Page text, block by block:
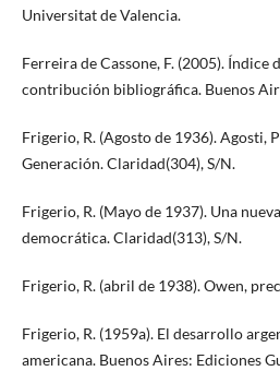
Universitat de Valencia.
Ferreira de Cassone, F. (2005). Índice
contribución bibliográfica. Buenos
Frigerio, R. (Agosto de 1936). Agosti,
Generación. Claridad(304), S/N.
Frigerio, R. (Mayo de 1937). Una
democrática. Claridad(313), S/N.
Frigerio, R. (abril de 1938). Owen,
Frigerio, R. (1959a). El desarrollo
americana. Buenos Aires: Ediciones